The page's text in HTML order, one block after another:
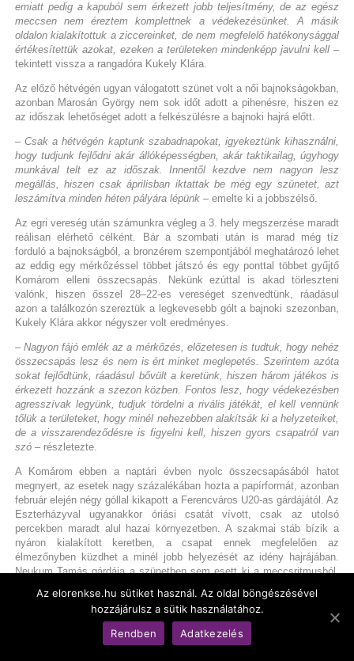
emiatt pedig a kapuból sem érkezett jobb teljesítmény, de az egész
meccsen nem éreztem komplettnek a védekezésünket. A másik
oldalon kialakítottuk a ziccereinket, de nem megfelelő hatékonysággal
értékesítettük azokat, ezeken a területeken mindenképp javulni kell –
tekintett vissza a rangadóra Kukely Klára.
Az előző hétvégén ugyan válogatott szünet volt a női bajnokságokban,
azonban Marosán György nem sok időt adott a pihenésre, hiszen ez
az időszak lehetőséget adott a felkészülésre a bajnoki hajrá előtt.
– Csak a hétvégén kaptunk szabadnapokat, igyekeztünk kihasználni,
hogy tudjunk fejlődni akár állóképességben, akár taktikailag, úgyhogy
munkával telt ez az időszak. Innentől kezdve nem nagyon lesz
megállás, hiszen csak áprilisban iktattak be még egy szünetet, azt
leszámítva minden héten pályára lépünk– emelte ki a jobbszélső.
Az egri vereség után számunkra végleg a 3. hely megszerzése maradt
reálisan elérhető célként. Bár a szombati után is marad még tíz
forduló a bajnokságból, a bronzérem szempontjából meghatározó lehet
az eddig egy mérkőzéssel többet játszó és egy ponttal többet gyűjtő
Komárom elleni összecsapás. Nekünk ezúttal is akad törleszteni
valónk, hiszen ősszel 28–22-es vereséget szenvedtünk, ráadásul
azon a találkozón szereztük a legkevesebb gólt a bajnoki szezonban,
Kukely Klára akkor négyszer volt eredményes.
– Nagyon fájó emlék az a mérkőzés, előzetesen is tudtuk, hogy nehéz
összecsapás lesz és nem is ért minket meglepetés. Szerintem azóta
sokat fejlődtünk, ráadásul bővült a keretünk, hiszen három játékos is
érkezett hozzánk a szezon közben. Fontos lesz, hogy védekezésben
agresszívak legyünk, tudjuk tördelni a rivális játékát, el kell vennünk
tőlük a területeket, hogy minél nehezebben alakítsák ki a helyzeteiket,
de a visszarendeződésre is figyelni kell, hiszen gyors csapatról van
szó– részletezte.
A Komárom ebben a naptári évben nyolc összecsapásából hatot
megnyert, az esetek nagy százalékában hozta a papírformát, azonban
február elején négy góllal kikapott a Ferencváros U20-as gárdájától. Az
Eszterházyval ugyanakkor óriási csatát vívott, csak az utolsó
percekben maradt alul hazai környezetben. A szakmai stáb bízik a
nyáron kialakított keretben, a csapat ennek megfelelően az
élmezőnyben küzdhet a minél jobb helyezését az idény hajrájában.
Neukum Tamás gárdája a szünetben sem esett ki a meccsritmusból,
hiszen a hazánkban edzőtáborozó kínai válogatott ellen lépett pályára
és nyert 31–26-ra.
A mérkőzés szombaton 18:00 órakor kezdődik a városi
sportcsarnokban, a két játékvezető Matic Dusan és Nádasdi Ádám
Az elorenkse.hu sütiket használ. Az oldal böngészésével
hozzájárulsz a sütik használatához.
Rendben
Adatkezelés